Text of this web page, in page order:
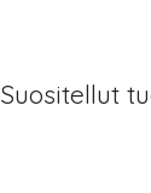
Suositellut